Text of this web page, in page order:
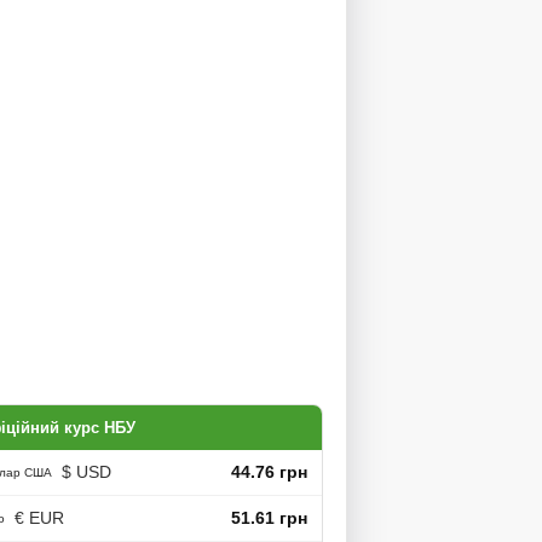
курс НБУ
США $ USD 44.76 грн
€ EUR 51.61 грн